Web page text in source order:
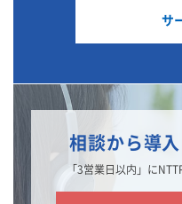
サ
相談から導
「3営業日以内」に